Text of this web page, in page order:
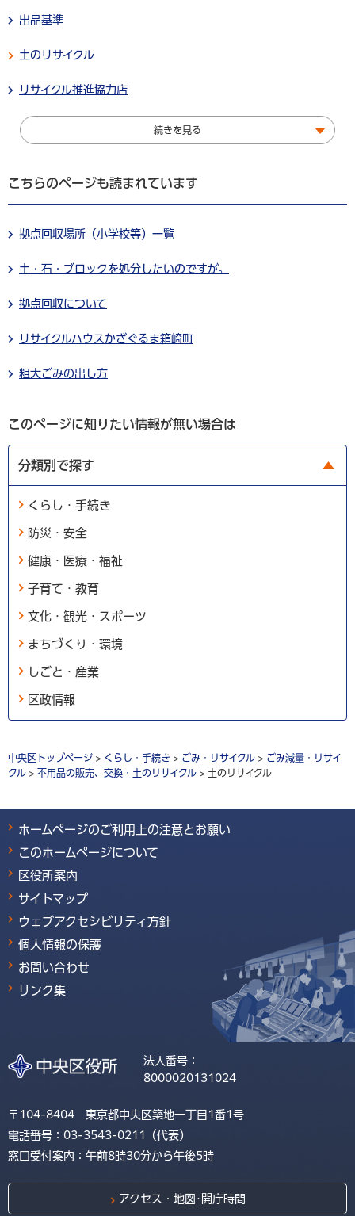
出品基準
土のリサイクル
リサイクル推進協力店
続きを見る
こちらのページも読まれています
拠点回収場所（小学校等）一覧
土・石・ブロックを処分したいのですが。
拠点回収について
リサイクルハウスかざぐるま箱崎町
粗大ごみの出し方
このページに知りたい情報が無い場合は
分類別で探す
くらし・手続き
防災・安全
健康・医療・福祉
子育て・教育
文化・観光・スポーツ
まちづくり・環境
しごと・産業
区政情報
中央区トップページ > くらし・手続き > ごみ・リサイクル > ごみ減量・リサイ
クル > 不用品の販売、交換・土のリサイクル > 土のリサイクル
ホームページのご利用上の注意とお願い
このホームページについて
区役所案内
サイトマップ
ウェブアクセシビリティ方針
個人情報の保護
お問い合わせ
リンク集
法人番号：
8000020131024
〒104-8404 東京都中央区築地一丁目1番1号
電話番号：03-3543-0211（代表）
窓口受付案内：午前8時30分から午後5時
アクセス・地図･開庁時間